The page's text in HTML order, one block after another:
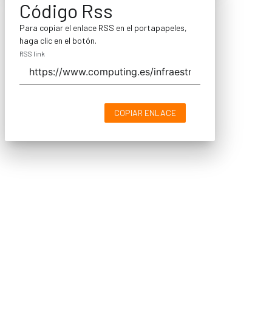
Código Rss
Para copiar el enlace RSS en el portapapeles,
haga clic en el botón.
RSS link
COPIAR ENLACE